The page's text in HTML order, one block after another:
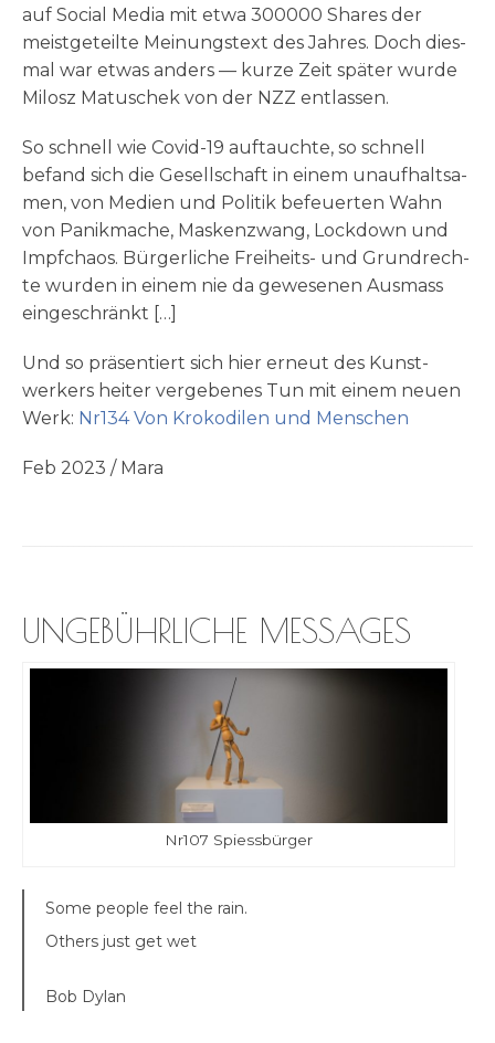
auf Social Media mit etwa 300000 Shares der
meist­ge­teil­te Mei­nungs­text des Jah­res. Doch dies­
mal war etwas anders — kur­ze Zeit spä­ter wur­de
Milosz Matu­schek von der NZZ entlassen.
So schnell wie Covid-19 auf­tauch­te, so schnell
befand sich die Gesell­schaft in einem unauf­halt­sa­
men, von Medi­en und Poli­tik befeu­er­ten Wahn
von Panik­ma­che, Mas­ken­zwang, Lock­down und
Impf­cha­os. Bür­ger­li­che Frei­heits- und Grund­rech­
te wur­den in einem nie da gewe­se­nen Aus­mass
eingeschränkt […]
Und so prä­sen­tiert sich hier erneut des Kunst­
werkers hei­ter ver­ge­be­nes Tun mit einem neu­en
Werk: Nr134 Von Kro­ko­di­len und Menschen
Feb 2023 / Mara
UNGEBÜHRLICHE MESSAGES
Nr107 Spiess­bür­ger
Some peo­p­le feel the rain.
Others just get wet
Bob Dylan